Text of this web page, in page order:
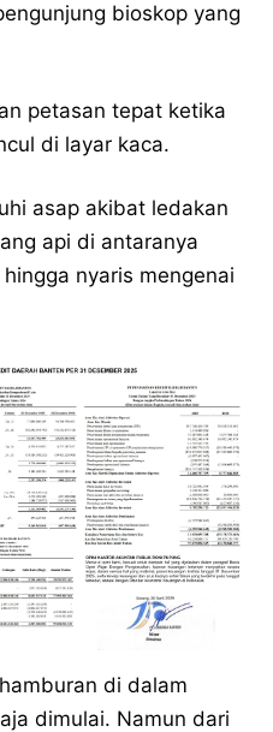
bioskop yang
petasan tepat ketika
di layar kaca.
asap akibat ledakan
api di antaranya
nyaris mengenai
di dalam
dimulai. Namun dari